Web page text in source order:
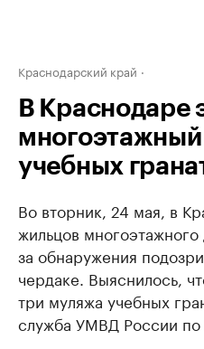
Краснодарский край
В Краснодаре
учебных
Во вторник, 24 мая, в
жильцов
за обнаружения
чердаке. Выяснилось,
три муляжа учебных
служба УМВД России по